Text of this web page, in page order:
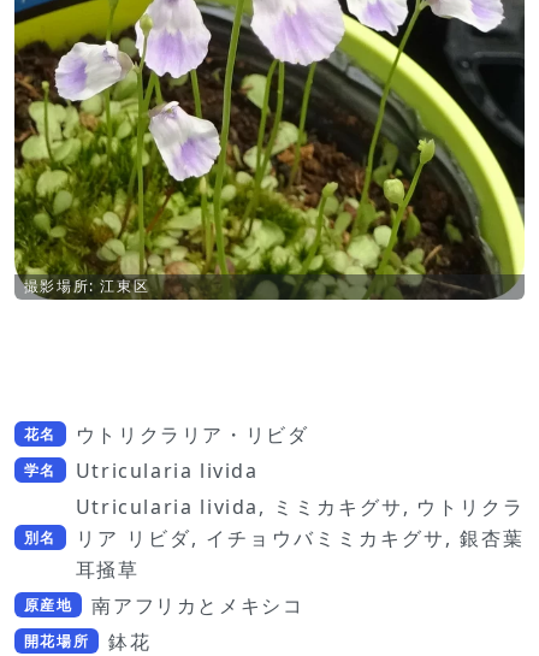
撮影場所: 江東区
花名 ウトリクラリア・リビダ
学名 Utricularia livida
別名
Utricularia livida, ミミカキグサ, ウトリクラ
リア リビダ, イチョウバミミカキグサ, 銀杏葉
耳掻草
原産地 南アフリカとメキシコ
開花場所 鉢花